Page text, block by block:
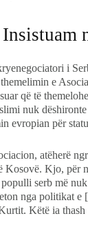
i
e
që të
nuk
evropian për
atëherë
Kosovë. Kjo, për
serb më
nga politikat e
Këtë ia thash